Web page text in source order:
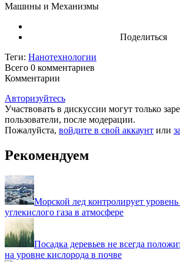
Машины и Механизмы
Поделиться
Теги: Нанотехнологии
Всего 0 комментариев
Комментарии
Авторизуйтесь
Участвовать в дискуссии могут только
пользователи, после модерации.
Пожалуйста, войдите в свой аккаунт или
Рекомендуем
Морской лед контролирует
углекислого газа в атмосфере
Посадка деревьев не всегда
на уровне кислорода в почве